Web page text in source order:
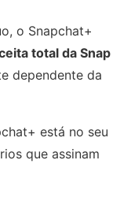
o Snapchat+
total da Snap
dependente da
está no seu
que assinam